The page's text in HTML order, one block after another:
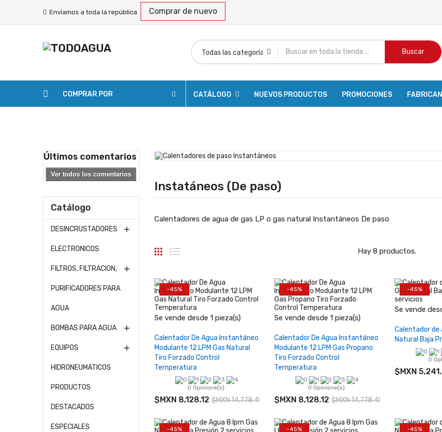
Enviamos a toda la república Comprar de nuevo
Buscar
COMPRAR POR CATÁLOGO NUEVOS PRODUCTOS PROMOCIONES
Últimos comentarios
Ver todos los comentarios
Catálogo
DESINCRUSTADORES
ELECTRONICOS

FILTROS, FILTRACION,
PURIFICADORES PARA
AGUA

BOMBAS PARA AGUA 
EQUIPOS
HIDRONEUMATICOS

PRODUCTOS
DESTACADOS
ESPECIALES
Instatáneos (De paso)
Calentadores de agua de gas LP o gas natural Instantáneos De paso
Hay 8 productos.
-45%
Se vende desde 1 pieza(s)
− +
Añadir al carrito
Calentador De Agua Instantáneo
Modulante 12 LPM Gas Natural
Tiro Forzado Control
Temperatura
0 Opinione(s)
$MXN 8,128.12 $MXN 14,778.40
-45%
Se vende desde 1 pieza(s)
− +
Añadir al carrito
Calentador De Agua Instantáneo
Modulante 12 LPM Gas Propano
Tiro Forzado Control
Temperatura
0 Opinione(s)
$MXN 8,128.12 $MXN 14,778.40
-45%
Se vende −
Calentador de
Natural Baja
0
$MXN
-45% -45% -45%